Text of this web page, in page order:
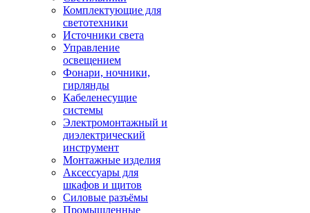
Комплектующие для
светотехники
Источники света
Управление
освещением
Фонари, ночники,
гирлянды
Кабеленесущие
системы
Электромонтажный и
диэлектрический
инструмент
Монтажные изделия
Аксессуары для
шкафов и щитов
Силовые разъёмы
Промышленные